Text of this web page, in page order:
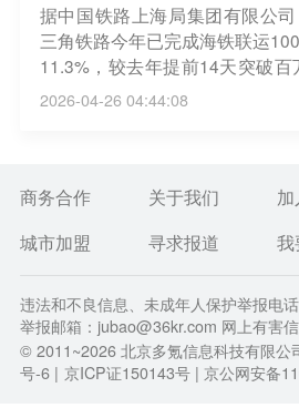
据中国铁路上海局集团有限公
三角铁路今年已完成海铁联运
11.3%，较去年提前14天突破
长三角持续增强沿海港口与内陆
力。目前，上海港、宁波舟山
日均到发箱量已近8800标箱；
出口。（央视新闻）
2026-04-26 04:44:08
商务合作 关于我们
城市加盟
寻求报道 我
违法和不良信息、未成年人保护举报电
举报邮箱：jubao@36kr.com 网上有害
© 2011~2026北京多氪信息科技有限公
号-6 | 京ICP证150143号 | 京公网安备